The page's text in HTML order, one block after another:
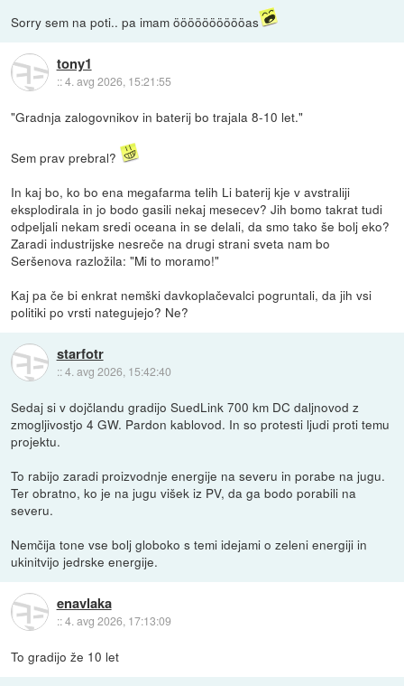
Sorry sem na poti.. pa imam ööööööööööas
tony1
::4. avg 2026, 15:21:55
"Gradnja zalogovnikov in baterij bo trajala 8-10 let."
Sem prav prebral?
In kaj bo, ko bo ena megafarma telih Li baterij kje v avstraliji
eksplodirala in jo bodo gasili nekaj mesecev? Jih bomo takrat tudi
odpeljali nekam sredi oceana in se delali, da smo tako še bolj eko?
Zaradi industrijske nesreče na drugi strani sveta nam bo
Seršenova razložila: "Mi to moramo!"
Kaj pa če bi enkrat nemški davkoplačevalci pogruntali, da jih vsi
politiki po vrsti nategujejo? Ne?
starfotr
::4. avg 2026, 15:42:40
Sedaj si v dojčlandu gradijo SuedLink 700 km DC daljnovod z
zmogljivostjo 4 GW. Pardon kablovod. In so protesti ljudi proti temu
projektu.
To rabijo zaradi proizvodnje energije na severu in porabe na jugu.
Ter obratno, ko je na jugu višek iz PV, da ga bodo porabili na
severu.
Nemčija tone vse bolj globoko s temi idejami o zeleni energiji in
ukinitvijo jedrske energije.
enavlaka
::4. avg 2026, 17:13:09
To gradijo že 10 let